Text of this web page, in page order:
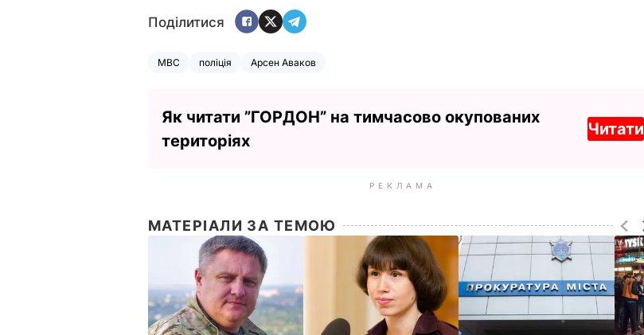
Поділитися
МВС поліція Арсен Аваков
Як читати ”ГОРДОН” на тимчасово окупованих
територіях
Читати
РЕКЛАМА
МАТЕРІАЛИ ЗА ТЕМОЮ